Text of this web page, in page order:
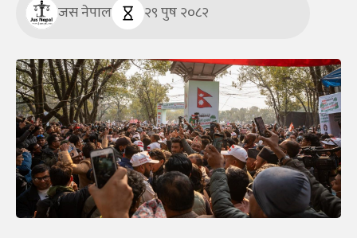
जस नेपाल २९ पुष २०८२